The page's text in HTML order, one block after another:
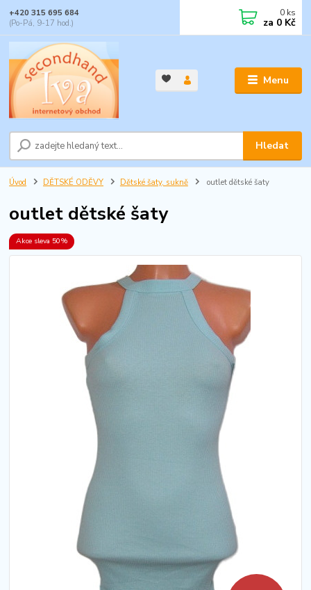
Menu
Hledat
+420 315 695 684
(Po-Pá, 9-17 hod.)
0 ks
za 0 Kč
Úvod DĚTSKÉ ODĚVY Dětské šaty, sukně outlet dětské šaty
outlet dětské šaty
Akce sleva 50%